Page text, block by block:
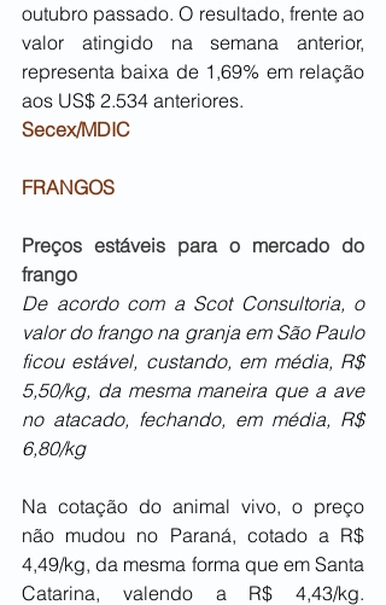
outubro passado. O resultado, frente ao
valor atingido na semana anterior,
representa baixa de 1,69% em relação
aos US$ 2.534 anteriores.
Secex/MDIC
FRANGOS
Preços estáveis para o mercado do
frango
De acordo com a Scot Consultoria, o
valor do frango na granja em São Paulo
ficou estável, custando, em média, R$
5,50/kg, da mesma maneira que a ave
no atacado, fechando, em média, R$
6,80/kg
Na cotação do animal vivo, o preço
não mudou no Paraná, cotado a R$
4,49/kg, da mesma forma que em Santa
Catarina, valendo a R$ 4,43/kg.